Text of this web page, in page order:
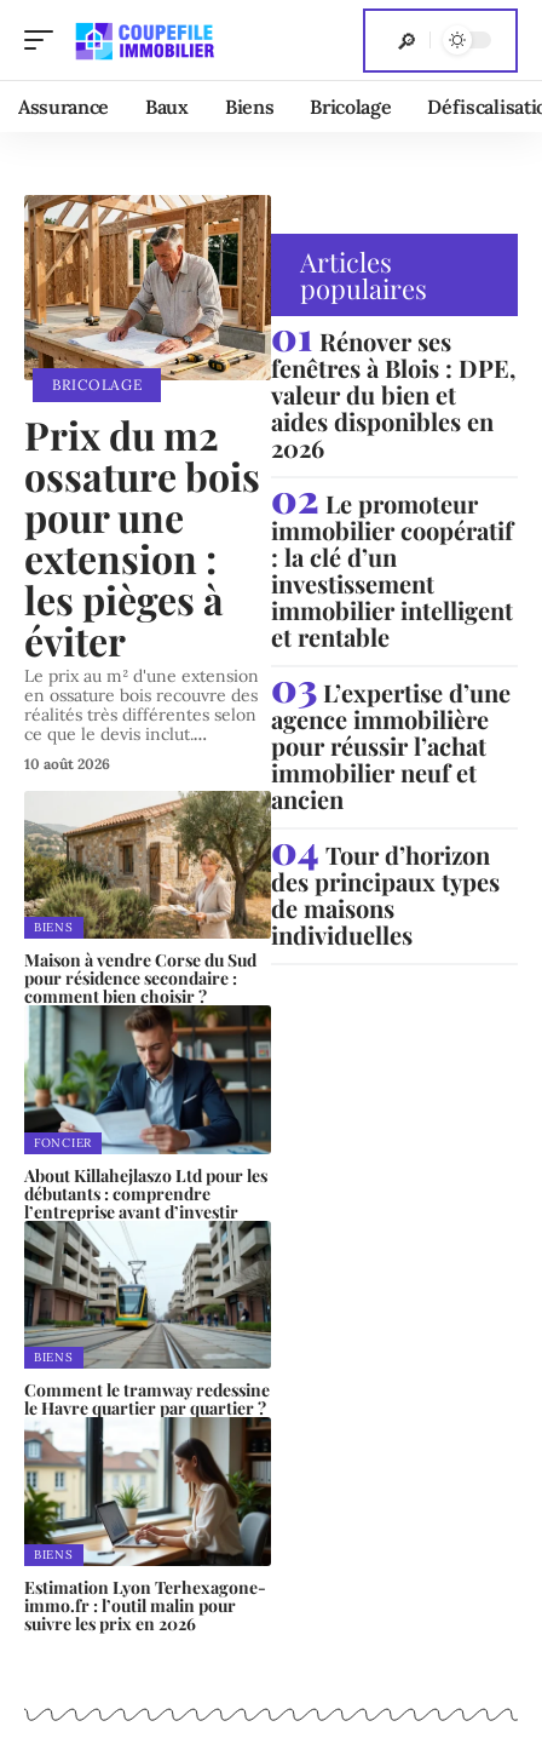
Assurance Baux Biens Bricolage
BRICOLAGE
Prix du m2
ossature bois
pour une
extension :
les pièges à
éviter
Le prix au m² d'une extension
en ossature bois recouvre des
réalités très différentes selon
ce que le devis inclut.…
10 août 2026
BIENS
Maison à vendre Corse du Sud
pour résidence secondaire :
comment bien choisir ?
FONCIER
About Killahejlaszo Ltd pour les
débutants : comprendre
l’entreprise avant d’investir
BIENS
Comment le tramway redessine
le Havre quartier par quartier ?
BIENS
Estimation Lyon Terhexagone-
immo.fr : l’outil malin pour
suivre les prix en 2026
Articles
populaires
Rénover ses
fenêtres à Blois : DPE,
valeur du bien et
aides disponibles en
2026
Le promoteur
immobilier coopératif
: la clé d’un
investissement
immobilier intelligent
et rentable
L’expertise d’une
agence immobilière
pour réussir l’achat
immobilier neuf et
ancien
Tour d’horizon
des principaux types
de maisons
individuelles
NEWS